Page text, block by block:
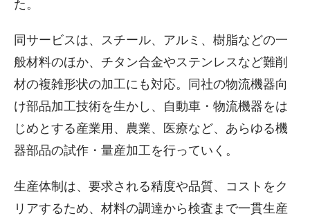
た。
同サービスは、スチール、アルミ、樹脂などの一
般材料のほか、チタン合金やステンレスなど難削
材の複雑形状の加工にも対応。同社の物流機器向
け部品加工技術を生かし、自動車・物流機器をは
じめとする産業用、農業、医療など、あらゆる機
器部品の試作・量産加工を行っていく。
生産体制は、要求される精度や品質、コストをク
リアするため、材料の調達から検査まで一貫生産